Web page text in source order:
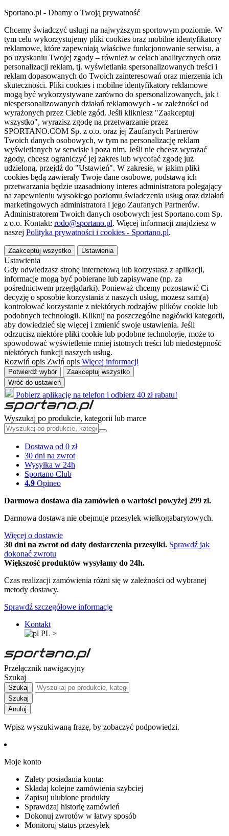
Sportano.pl - Dbamy o Twoją prywatność
Chcemy świadczyć usługi na najwyższym sportowym poziomie. W
tym celu wykorzystujemy pliki cookies oraz mobilne identyfikatory
reklamowe, które zapewniają właściwe funkcjonowanie serwisu, a
po uzyskaniu Twojej zgody – również w celach analitycznych oraz
personalizacji reklam, tj. wyświetlania spersonalizowanych treści i
reklam dopasowanych do Twoich zainteresowań oraz mierzenia ich
skuteczności. Pliki cookies i mobilne identyfikatory reklamowe
mogą być wykorzystywane zarówno do spersonalizowanych, jak i
niespersonalizowanych działań reklamowych - w zależności od
wyrażonych przez Ciebie zgód. Jeśli klikniesz "Zaakceptuj
wszystko", wyrazisz zgodę na przetwarzanie przez
SPORTANO.COM Sp. z o.o. oraz jej Zaufanych Partnerów
Twoich danych osobowych, w tym na personalizację reklam
wyświetlanych w serwisie i poza nim. Jeśli nie chcesz wyrażać
zgody, chcesz ograniczyć jej zakres lub wycofać zgodę już
udzieloną, przejdź do "Ustawień". W zakresie, w jakim pliki
cookies będą zawierały Twoje dane osobowe, podstawą ich
przetwarzania będzie uzasadniony interes administratora polegający
na zapewnieniu wysokiego poziomu świadczenia usług oraz działań
marketingowych administratora i jego Zaufanych Partnerów.
Administratorem Twoich danych osobowych jest Sportano.com Sp.
z o.o. Kontakt: rodo@sportano.pl. Więcej informacji znajdziesz w
naszej Polityka prywatności i cookies - Sportano.pl.
Zaakceptuj wszystko Ustawienia
Ustawienia
Gdy odwiedzasz stronę internetową lub korzystasz z aplikacji,
informacje mogą być pobierane lub zapisywane (np. za
pośrednictwem przeglądarki). Ponieważ chcemy pozostawić Ci
decyzję o sposobie korzystania z naszych usług, możesz sam(a)
kontrolować korzystanie z niektórych rodzajów plików cookie lub
podobnych technologii. Kliknij na poszczególne nagłówki kategorii,
aby dowiedzieć się więcej i zmienić swoje ustawienia. Jeśli
odrzucisz niektóre pliki cookie lub podobne technologie, może to
spowodować wyświetlenie mniej istotnych treści lub niedostępność
niektórych funkcji naszych usług.
Rozwiń opis Zwiń opis Więcej informacji
Potwierdź wybór
Zaakceptuj wszystko
Wróć do ustawień
Pobierz aplikację na telefon i odbierz 40 zł rabatu!
Wyszukaj po produkcie, kategorii lub marce
Dostawa od 0 zł
30 dni na zwrot
Wysyłka w 24h
Sportano Club
4.9 Opineo
Darmowa dostawa dla zamówień o wartości powyżej 299 zł.
Darmowa dostawa nie obejmuje przesyłek wielkogabarytowych.
Więcej o dostawie
30 dni na zwrot od daty dostarczenia przesyłki. Sprawdź jak
dokonać zwrotu
Większość produktów wysyłamy do 24h.
Czas realizacji zamówienia różni się w zależności od wybranej
metody dostawy.
Sprawdź szczegółowe informacje
Kontakt
PL >
Przełącznik nawigacyjny
Szukaj
Szukaj
Szukaj
Anuluj
Wpisz wyszukiwaną frazę, by zobaczyć podpowiedzi.
Moje konto
Zalety posiadania konta:
Składaj kolejne zamówienia szybciej
Zapisuj ulubione produkty
Sprawdzaj historię zamówień
Dokonuj zwrotów w łatwy sposób
Monitoruj status przesyłek